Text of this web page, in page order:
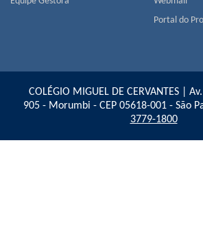
Portal do
COLÉGIO MIGUEL DE CERVANTES |
905 - Morumbi - CEP 05618-001 - São
3779-1800